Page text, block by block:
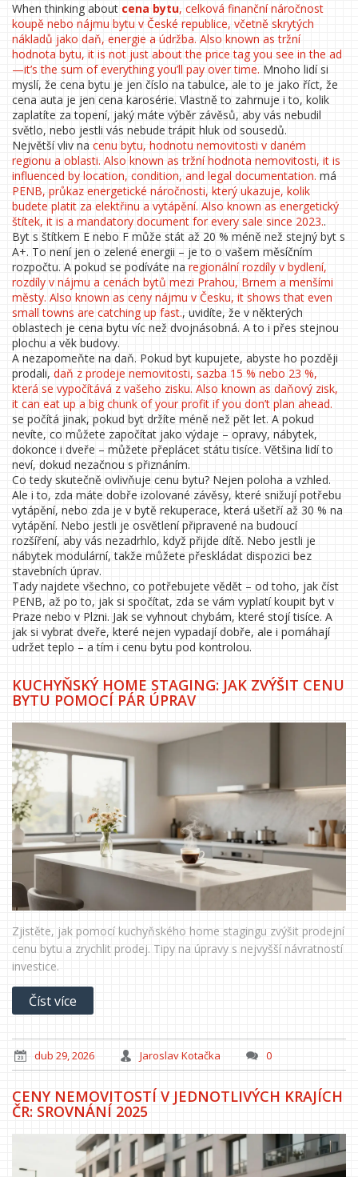
When thinking about cena bytu, celková finanční náročnost
koupě nebo nájmu bytu v České republice, včetně skrytých
nákladů jako daň, energie a údržba. Also known astržní
hodnota bytu, it is not just about the price tag you see in the ad
—it’s the sum of everything you’ll pay over time. Mnoho lidí si
myslí, že cena bytu je jen číslo na tabulce, ale to je jako říct, že
cena auta je jen cena karosérie. Vlastně to zahrnuje i to, kolik
zaplatíte za topení, jaký máte výběr závěsů, aby vás nebudil
světlo, nebo jestli vás nebude trápit hluk od sousedů.
Největší vliv na cenu bytu, hodnotu nemovitosti v daném
regionu a oblasti. Also known astržní hodnota nemovitosti, it is
influenced by location, condition, and legal documentation. má
PENB, průkaz energetické náročnosti, který ukazuje, kolik
budete platit za elektřinu a vytápění. Also known as energetický
štítek, it is a mandatory document for every sale since 2023..
Byt s štítkem E nebo F může stát až 20 % méně než stejný byt s
A+. To není jen o zelené energii – je to o vašem měsíčním
rozpočtu. A pokud se podíváte na regionální rozdíly v bydlení,
rozdíly v nájmu a cenách bytů mezi Prahou, Brnem a menšími
městy. Also known as ceny nájmu v Česku, it shows that even
small towns are catching up fast., uvidíte, že v některých
oblastech je cena bytu víc než dvojnásobná. A to i přes stejnou
plochu a věk budovy.
A nezapomeňte na daň. Pokud byt kupujete, abyste ho později
prodali, daň z prodeje nemovitosti, sazba 15 % nebo 23 %,
která se vypočítává z vašeho zisku. Also known as daňový zisk,
it can eat up a big chunk of your profit if you don’t plan ahead.
se počítá jinak, pokud byt držíte méně než pět let. A pokud
nevíte, co můžete započítat jako výdaje – opravy, nábytek,
dokonce i dveře – můžete přeplácet státu tisíce. Většina lidí to
neví, dokud nezačnou s přiznáním.
Co tedy skutečně ovlivňuje cenu bytu? Nejen poloha a vzhled.
Ale i to, zda máte dobře izolované závěsy, které snižují potřebu
vytápění, nebo zda je v bytě rekuperace, která ušetří až 30 % na
vytápění. Nebo jestli je osvětlení připravené na budoucí
rozšíření, aby vás nezadrhlo, když přijde dítě. Nebo jestli je
nábytek modulární, takže můžete přeskládat dispozici bez
stavebních úprav.
Tady najdete všechno, co potřebujete vědět – od toho, jak číst
PENB, až po to, jak si spočítat, zda se vám vyplatí koupit byt v
Praze nebo v Plzni. Jak se vyhnout chybám, které stojí tisíce. A
jak si vybrat dveře, které nejen vypadají dobře, ale i pomáhají
udržet teplo – a tím i cenu bytu pod kontrolou.
KUCHYŇSKÝ HOME STAGING: JAK ZVÝŠIT CENU
BYTU POMOCÍ PÁR ÚPRAV
Zjistěte, jak pomocí kuchyňského home stagingu zvýšit prodejní
cenu bytu a zrychlit prodej. Tipy na úpravy s nejvyšší návratností
investice.
Číst více
dub 29, 2026 Jaroslav Kotačka 0
CENY NEMOVITOSTÍ V JEDNOTLIVÝCH KRAJÍCH
ČR: SROVNÁNÍ 2025